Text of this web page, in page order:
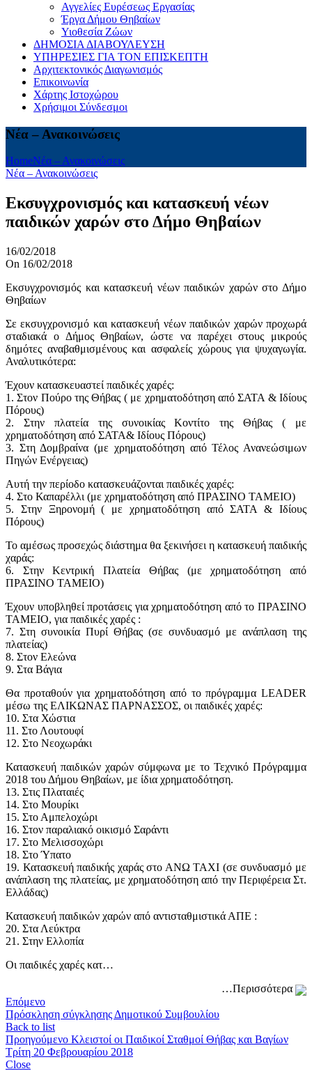
Αγγελίες Ευρέσεως Εργασίας
Έργα Δήμου Θηβαίων
Υιοθεσία Ζώων
ΔΗΜΟΣΙΑ ΔΙΑΒΟΥΛΕΥΣΗ
ΥΠΗΡΕΣΙΕΣ ΓΙΑ ΤΟΝ ΕΠΙΣΚΕΠΤΗ
Αρχιτεκτονικός Διαγωνισμός
Επικοινωνία
Χάρτης Ιστοχώρου
Χρήσιμοι Σύνδεσμοι
Νέα – Ανακοινώσεις
HomeΝέα – Ανακοινώσεις
Νέα – Ανακοινώσεις
Εκσυγχρονισμός και κατασκευή νέων
παιδικών χαρών στο Δήμο Θηβαίων
16/02/2018
On 16/02/2018
Εκσυγχρονισμός και κατασκευή νέων παιδικών χαρών στο Δήμο
Θηβαίων
Σε εκσυγχρονισμό και κατασκευή νέων παιδικών χαρών προχωρά
σταδιακά ο Δήμος Θηβαίων, ώστε να παρέχει στους μικρούς
δημότες αναβαθμισμένους και ασφαλείς χώρους για ψυχαγωγία.
Αναλυτικότερα:
Έχουν κατασκευαστεί παιδικές χαρές:
1. Στον Πούρο της Θήβας ( με χρηματοδότηση από ΣΑΤΑ & Ιδίους
Πόρους)
2. Στην πλατεία της συνοικίας Κοντίτο της Θήβας ( με
χρηματοδότηση από ΣΑΤΑ& Ιδίους Πόρους)
3. Στη Δομβραίνα (με χρηματοδότηση από Τέλος Ανανεώσιμων
Πηγών Ενέργειας)
Αυτή την περίοδο κατασκευάζονται παιδικές χαρές:
4. Στο Καπαρέλλι (με χρηματοδότηση από ΠΡΑΣΙΝΟ ΤΑΜΕΙΟ)
5. Στην Ξηρονομή ( με χρηματοδότηση από ΣΑΤΑ & Ιδίους
Πόρους)
Το αμέσως προσεχώς διάστημα θα ξεκινήσει η κατασκευή παιδικής
χαράς:
6. Στην Κεντρική Πλατεία Θήβας (με χρηματοδότηση από
ΠΡΑΣΙΝΟ ΤΑΜΕΙΟ)
Έχουν υποβληθεί προτάσεις για χρηματοδότηση από το ΠΡΑΣΙΝΟ
ΤΑΜΕΙΟ, για παιδικές χαρές :
7. Στη συνοικία Πυρί Θήβας (σε συνδυασμό με ανάπλαση της
πλατείας)
8. Στον Ελεώνα
9. Στα Βάγια
Θα προταθούν για χρηματοδότηση από το πρόγραμμα LEADER
μέσω της ΕΛΙΚΩΝΑΣ ΠΑΡΝΑΣΣΟΣ, οι παιδικές χαρές:
10. Στα Χώστια
11. Στο Λουτουφί
12. Στο Νεοχωράκι
Κατασκευή παιδικών χαρών σύμφωνα με το Τεχνικό Πρόγραμμα
2018 του Δήμου Θηβαίων, με ίδια χρηματοδότηση.
13. Στις Πλαταιές
14. Στο Μουρίκι
15. Στο Αμπελοχώρι
16. Στον παραλιακό οικισμό Σαράντι
17. Στο Μελισσοχώρι
18. Στο Ύπατο
19. Κατασκευή παιδικής χαράς στο ΑΝΩ ΤΑΧΙ (σε συνδυασμό με
ανάπλαση της πλατείας, με χρηματοδότηση από την Περιφέρεια Στ.
Ελλάδας)
Κατασκευή παιδικών χαρών από αντισταθμιστικά ΑΠΕ :
20. Στα Λεύκτρα
21. Στην Ελλοπία
Οι παιδικές χαρές κατ…
…Περισσότερα
Επόμενο
Πρόσκληση σύγκλησης Δημοτικού Συμβουλίου
Back to list
Προηγούμενο Κλειστοί οι Παιδικοί Σταθμοί Θήβας και Βαγίων
Τρίτη 20 Φεβρουαρίου 2018
Close